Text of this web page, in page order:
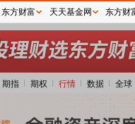
期指 期权 行情 数据 全球
东方财富 天天基金网 东方财